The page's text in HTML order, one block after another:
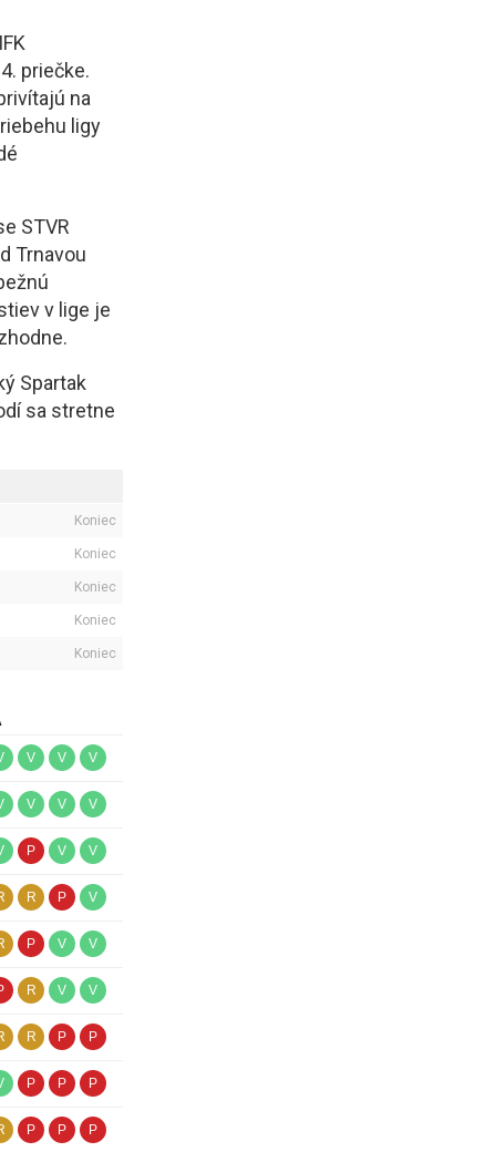
priečke.
na
ligy
STVR
Trnavou
v lige je
Spartak
sa stretne
Koniec
Koniec
Koniec
Koniec
Koniec
V V V
V V V
P V V
R P V
P V V
R V V
R P P
P P P
P P P